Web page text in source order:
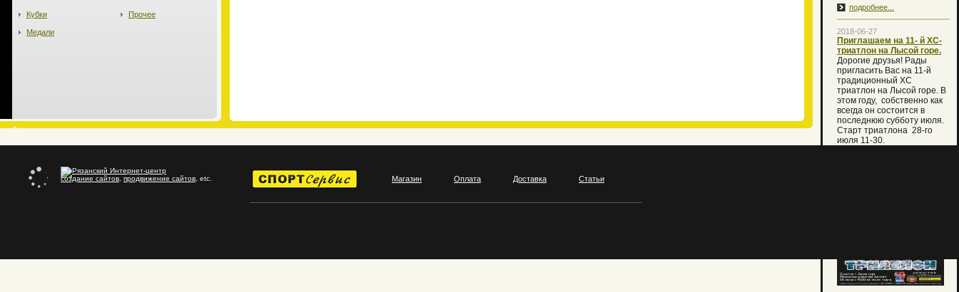
подробнее...
2018-06-27
Приглашаем на 11- й XC-
триатлон на Лысой горе.
Дорогие друзья! Рады
пригласить Вас на 11-й
традиционный XC
триатлон на Лысой горе. В
этом году, собственно как
всегда он состоится в
последнюю субботу июля.
Старт триатлона 28-го
июля 11-30.
Кубки
Медали
Прочее
создание сайтов продвижение сайтов , etc. Магазин Оплата Доставка Статьи